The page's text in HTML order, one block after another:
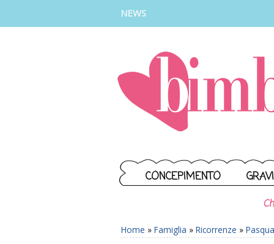
NEWS
CONCEPIMENTO
Home » Famiglia » Ricorrenze » Pasqua